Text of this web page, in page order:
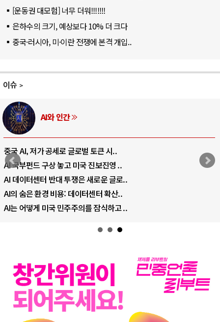
[운동권 대모험] 너무 더워!!!!!!!
은하수의 크기, 예상보다 10% 더 크다
중국·러시아, 미·이란 전쟁에 본격 개입..
이슈
AI와 인간
중국 AI, 저가 공세로 글로벌 토큰 시..
AI 국부펀드 구상 놓고 미국 진보진영 ..
AI 데이터센터 반대 투쟁은 새로운 글로..
AI의 숨은 환경 비용: 데이터센터 확산..
AI는 어떻게 미국 민주주의를 잠식하고 ..